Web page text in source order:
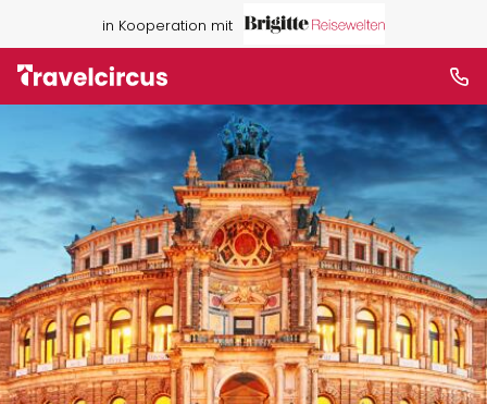
in Kooperation mit